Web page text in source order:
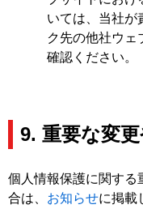
いては、当社が
ク先の他社ウェ
確認ください。
9. 重要な変
個人情報保護に関する
合は、 お知らせに掲載